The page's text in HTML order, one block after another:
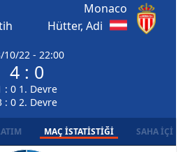
10/22 - 22:00
4 : 0
: 0 1. Devre
: 0 2. Devre
Monaco
Hütter, Adi
MAÇ İSTATISTIĞI SAHA İÇI